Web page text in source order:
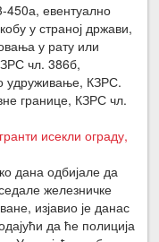
450а, евентуално
у страној држави,
у рату или
чл. 386б,
удруживање, КЗРС.
границе, КЗРС чл.
исекли ограду,
дана одбијале да
железничке
изјавио је данас
да ће полиција